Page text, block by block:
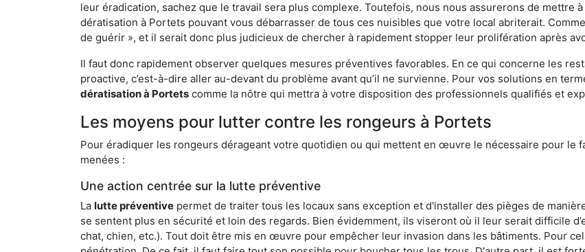
leur éradication, sachez que le travail sera plus complexe. Toutefois, nous nous assurerons de mettre
dératisation à Portets pouvant vous débarrasser de tous ces nuisibles que votre local abriterait.
de guérir », et il serait donc plus judicieux de chercher à rapidement stopper leur prolifération après
Il faut donc rapidement observer quelques mesures préventives favorables. En ce qui concerne les
proactive, c’est-à-dire aller au-devant du problème avant qu’il ne survienne. Pour vos solutions en
dératisation à Portets comme la nôtre qui mettra à votre disposition des professionnels qualifiés et
Les moyens pour lutter contre les rongeurs à Portets
Pour éradiquer les rongeurs dérageant votre quotidien ou qui mettent en œuvre le nécessaire pour le
menées :
Une action centrée sur la lutte préventive
La lutte préventive permet de traiter tous les locaux sans exception et d'installer des pièges de
se sentent plus en sécurité et loin des regards. Bien évidemment, ils viseront où il leur serait difficile
chat, chien, etc.). Tout doit être mis en œuvre pour empêcher leur invasion dans les bâtiments. Pour